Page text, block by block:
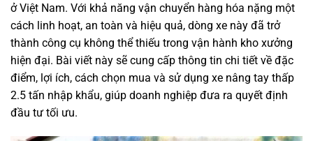
ở Việt Nam. Với khả năng vận chuyển hàng hóa nặng một
cách linh hoạt, an toàn và hiệu quả, dòng xe này đã trở
thành công cụ không thể thiếu trong vận hành kho xưởng
hiện đại. Bài viết này sẽ cung cấp thông tin chi tiết về đặc
điểm, lợi ích, cách chọn mua và sử dụng xe nâng tay thấp
2.5 tấn nhập khẩu, giúp doanh nghiệp đưa ra quyết định
đầu tư tối ưu.